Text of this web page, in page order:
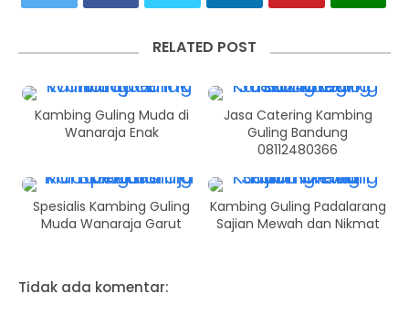
RELATED POST
Kambing Guling Muda di
Wanaraja Enak
Jasa Catering Kambing
Guling Bandung
08112480366
Spesialis Kambing Guling
Muda Wanaraja Garut
Kambing Guling Padalarang
Sajian Mewah dan Nikmat
Tidak ada komentar: